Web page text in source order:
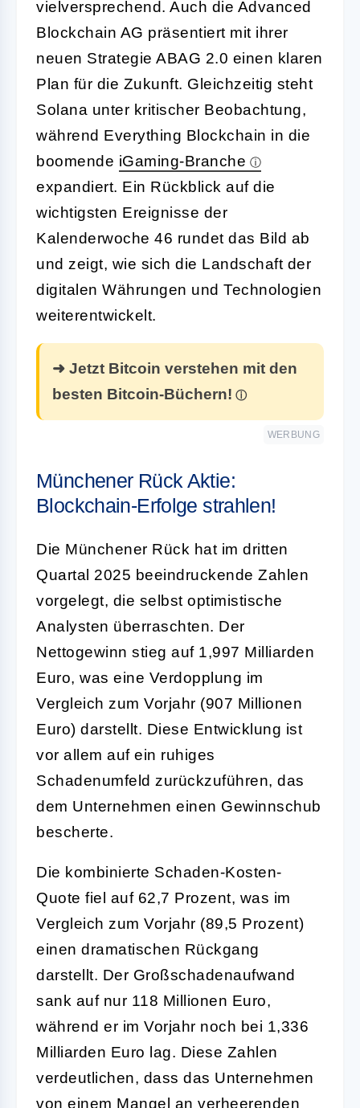
vielversprechend. Auch die Advanced
Blockchain AG präsentiert mit ihrer
neuen Strategie ABAG 2.0 einen klaren
Plan für die Zukunft. Gleichzeitig steht
Solana unter kritischer Beobachtung,
während Everything Blockchain in die
boomende iGaming-Branche
expandiert. Ein Rückblick auf die
wichtigsten Ereignisse der
Kalenderwoche 46 rundet das Bild ab
und zeigt, wie sich die Landschaft der
digitalen Währungen und Technologien
weiterentwickelt.
➜ Jetzt Bitcoin verstehen mit den
besten Bitcoin-Büchern!
WERBUNG
Münchener Rück Aktie:
Blockchain-Erfolge strahlen!
Die Münchener Rück hat im dritten
Quartal 2025 beeindruckende Zahlen
vorgelegt, die selbst optimistische
Analysten überraschten. Der
Nettogewinn stieg auf 1,997 Milliarden
Euro, was eine Verdopplung im
Vergleich zum Vorjahr (907 Millionen
Euro) darstellt. Diese Entwicklung ist
vor allem auf ein ruhiges
Schadenumfeld zurückzuführen, das
dem Unternehmen einen Gewinnschub
bescherte.
Die kombinierte Schaden-Kosten-
Quote fiel auf 62,7 Prozent, was im
Vergleich zum Vorjahr (89,5 Prozent)
einen dramatischen Rückgang
darstellt. Der Großschadenaufwand
sank auf nur 118 Millionen Euro,
während er im Vorjahr noch bei 1,336
Milliarden Euro lag. Diese Zahlen
verdeutlichen, dass das Unternehmen
von einem Mangel an verheerenden